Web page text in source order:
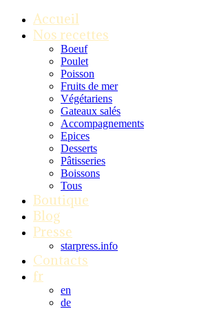
Accueil
Nos recettes
Boeuf
Poulet
Poisson
Fruits de mer
Végétariens
Gateaux salés
Accompagnements
Epices
Desserts
Pâtisseries
Boissons
Tous
Boutique
Blog
Presse
starpress.info
Contacts
fr
en
de